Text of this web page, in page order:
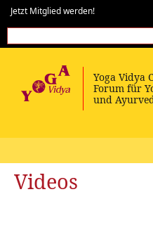
Jetzt Mitglied werden!
Videos